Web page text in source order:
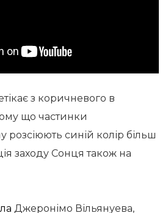
з коричневого в
що частинки
розсіюють синій колір більш
заходу Сонця також на
Джеронімо Вільянуева,